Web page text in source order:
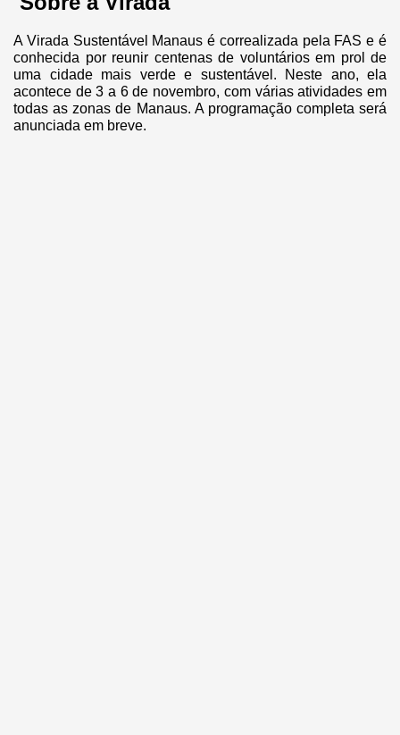
A Virada Sustentável Manaus é correalizada pela FAS e é
conhecida por reunir centenas de voluntários em prol de
uma cidade mais verde e sustentável. Neste ano, ela
acontece de 3 a 6 de novembro, com várias atividades em
todas as zonas de Manaus. A programação completa será
anunciada em breve.